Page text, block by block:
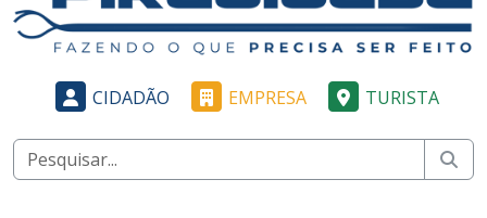
CIDADÃO EMPRESA TURISTA